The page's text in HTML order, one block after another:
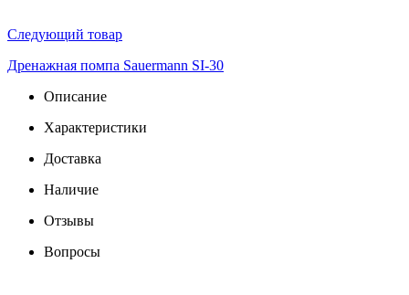
Следующий товар
Дренажная помпа Sauermann SI-30
Описание
Характеристики
Доставка
Наличие
Отзывы
Вопросы